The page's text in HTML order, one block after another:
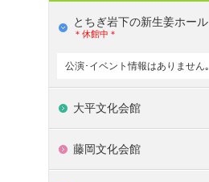
とちぎ岩下の新⽣姜ホール
＊休館中＊
公演･イベント情報はありません｡
大平文化会館
藤岡文化会館